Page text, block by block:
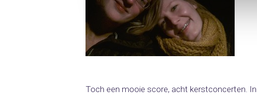
Toch een mooie score, acht kerstconcerten.